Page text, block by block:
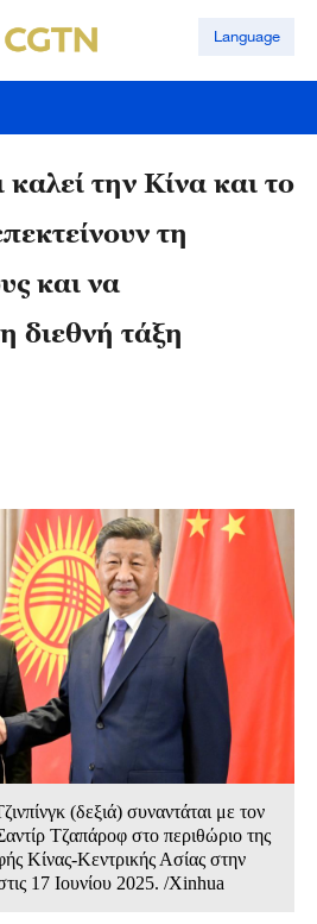
Language
την Κίνα και το
τη
και να
διεθνή τάξη
(δεξιά) συναντάται με τον
Τζαπάροφ στο περιθώριο της
Κίνας-Κεντρικής Ασίας στην
17 Ιουνίου 2025. /Xinhua